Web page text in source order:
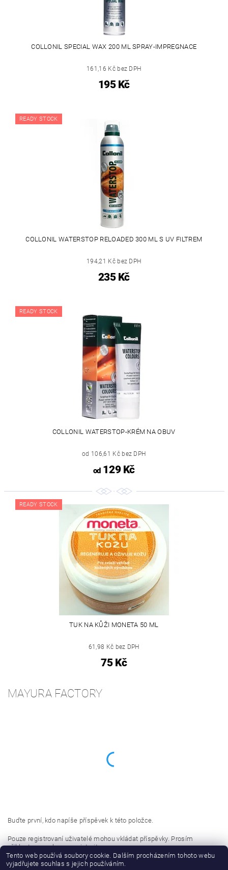
COLLONIL SPECIAL WAX 200 ML SPRAY-IMPREGNACE
161,16 Kč bez DPH
195 Kč
READY STOCK
COLLONIL WATERSTOP RELOADED 300 ML S UV FILTREM
194,21 Kč bez DPH
235 Kč
READY STOCK
COLLONIL WATERSTOP-KRÉM NA OBUV
od 106,61 Kč bez DPH
od129 Kč
READY STOCK
TUK NA KŮŽI MONETA 50 ML
61,98 Kč bez DPH
75 Kč
MAYURA FACTORY
Buďte první, kdo napíše příspěvek k této položce.
Pouze registrovaní uživatelé mohou vkládat příspěvky. Prosím
přihlaste senebo seregistrujte.
Buďte první, kdo napíše příspěvek k této položce.
Tento web používá soubory cookie. Dalším procházením tohoto webu
vyjadřujete souhlas s jejich používáním.